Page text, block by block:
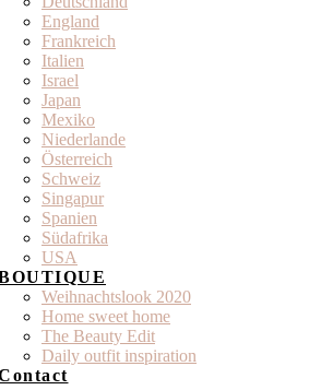
England
Frankreich
Italien
Israel
Japan
Mexiko
Niederlande
Österreich
Schweiz
Singapur
Spanien
Südafrika
USA
Weihnachtslook 2020
Home sweet home
The Beauty Edit
Daily outfit inspiration